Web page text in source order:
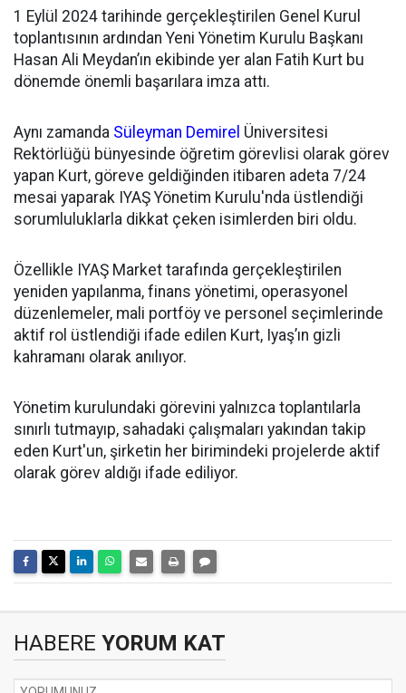
1 Eylül 2024 tarihinde gerçekleştirilen Genel Kurul
toplantısının ardından Yeni Yönetim Kurulu Başkanı
Hasan Ali Meydan’ın ekibinde yer alan Fatih Kurt bu
dönemde önemli başarılara imza attı.
Aynı zamanda Süleyman Demirel Üniversitesi
Rektörlüğü bünyesinde öğretim görevlisi olarak görev
yapan Kurt, göreve geldiğinden itibaren adeta 7/24
mesai yaparak IYAŞ Yönetim Kurulu'nda üstlendiği
sorumluluklarla dikkat çeken isimlerden biri oldu.
Özellikle IYAŞ Market tarafında gerçekleştirilen
yeniden yapılanma, finans yönetimi, operasyonel
düzenlemeler, mali portföy ve personel seçimlerinde
aktif rol üstlendiği ifade edilen Kurt, Iyaş’ın gizli
kahramanı olarak anılıyor.
Yönetim kurulundaki görevini yalnızca toplantılarla
sınırlı tutmayıp, sahadaki çalışmaları yakından takip
eden Kurt'un, şirketin her birimindeki projelerde aktif
olarak görev aldığı ifade ediliyor.
HABERE YORUM KAT